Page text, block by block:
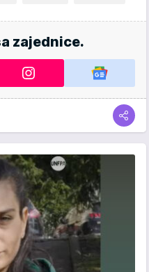
zajednice.